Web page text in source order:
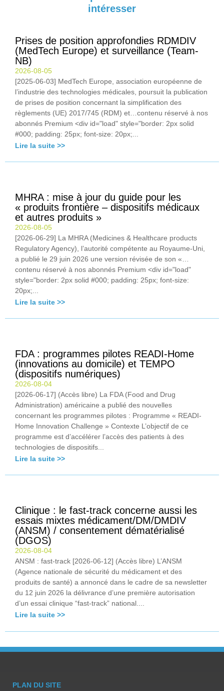
intéresser
Prises de position approfondies RDMDIV
(MedTech Europe) et surveillance (Team-
NB)
2026-08-05
[2025-06-03] MedTech Europe, association européenne de
l’industrie des technologies médicales, poursuit la publication
de prises de position concernant la simplification des
règlements (UE) 2017/745 (RDM) et…contenu réservé à nos
abonnés Premium <div id="load" style="border: 2px solid
#000; padding: 25px; font-size: 20px;...
Lire la suite >>
MHRA : mise à jour du guide pour les
« produits frontière – dispositifs médicaux
et autres produits »
2026-08-05
[2026-06-29] La MHRA (Medicines & Healthcare products
Regulatory Agency), l’autorité compétente au Royaume-Uni,
a publié le 29 juin 2026 une version révisée de son «…
contenu réservé à nos abonnés Premium <div id="load"
style="border: 2px solid #000; padding: 25px; font-size:
20px;...
Lire la suite >>
FDA : programmes pilotes READI-Home
(innovations au domicile) et TEMPO
(dispositifs numériques)
2026-08-04
[2026-06-17] (Accès libre) La FDA (Food and Drug
Administration) américaine a publié des nouvelles
concernant les programmes pilotes : Programme « READI-
Home Innovation Challenge » Contexte L’objectif de ce
programme est d’accélérer l’accès des patients à des
technologies de dispositifs...
Lire la suite >>
Clinique : le fast-track concerne aussi les
essais mixtes médicament/DM/DMDIV
(ANSM) / consentement dématérialisé
(DGOS)
2026-08-04
ANSM : fast-track [2026-06-12] (Accès libre) L’ANSM
(Agence nationale de sécurité du médicament et des
produits de santé) a annoncé dans le cadre de sa newsletter
du 12 juin 2026 la délivrance d’une première autorisation
d’un essai clinique “fast-track” national....
Lire la suite >>
PLAN DU SITE